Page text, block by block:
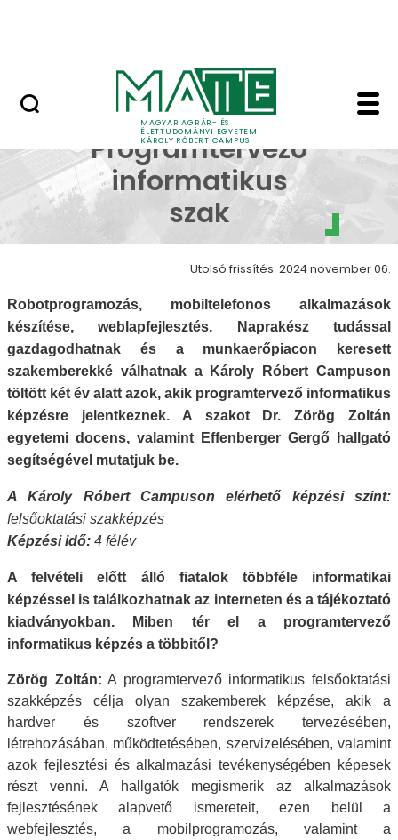
MAGYAR AGRÁR- ÉS
ÉLETTUDOMÁNYI EGYETEM
KÁROLY RÓBERT CAMPUS
Bemutatkozik a
Bemutatkozik a
Programtervező
informatikus
szak
Utolsó frissítés: 2024 november 06.
Robotprogramozás, mobiltelefonos alkalmazások
készítése, weblapfejlesztés. Naprakész tudással
gazdagodhatnak és a munkaerőpiacon keresett
szakemberekké válhatnak a Károly Róbert Campuson
töltött két év alatt azok, akik programtervező informatikus
képzésre jelentkeznek. A szakot Dr. Zörög Zoltán
egyetemi docens, valamint
Effenberger Gergő hallgató
segítségével mutatjuk be.
A Károly Róbert Campuson elérhető képzési szint:
felsőoktatási szakképzés
Képzési idő: 4 félév
A felvételi előtt álló fiatalok többféle informatikai
képzéssel is találkozhatnak az interneten és a tájékoztató
kiadványokban. Miben tér el a programtervező
informatikus képzés a többitől?
Zörög Zoltán: A programtervező informatikus felsőoktatási
szakképzés célja olyan szakemberek képzése, akik a
hardver és szoftver rendszerek tervezésében,
létrehozásában, működtetésében, szervizelésében, valamint
azok fejlesztési és alkalmazási tevékenységében képesek
részt venni. A hallgatók megismerik az alkalmazások
fejlesztésének alapvető ismereteit, ezen belül a
webfejlesztés, a mobilprogramozás, valamint a